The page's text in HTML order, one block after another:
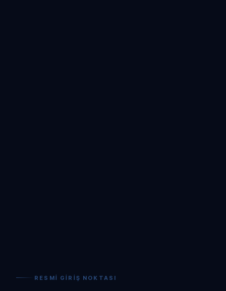
RESMI GIRIŞ NOKTASI